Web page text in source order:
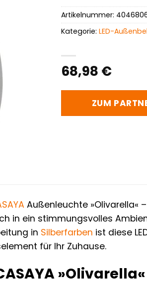
68,98 €
ZUM
Artikelnummer:
Kategorie:LED-
Außenleuchte »Olivarella«
in ein stimmungsvolles
in Silberfarben ist diese
für Ihr Zuhause.